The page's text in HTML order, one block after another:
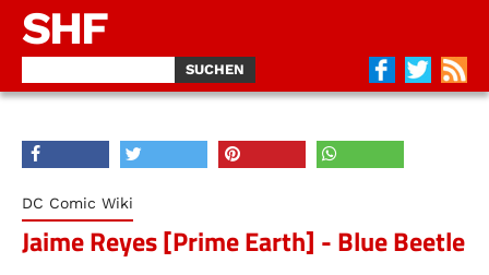
SHF
DC Comic Wiki
Jaime Reyes [Prime Earth] - Blue Beetle